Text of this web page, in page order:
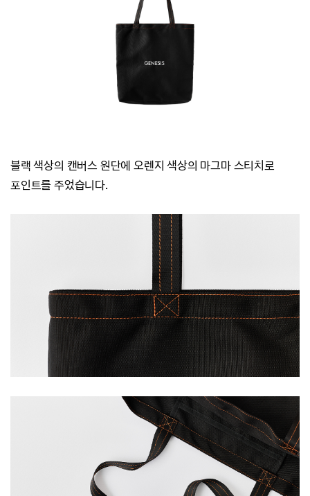
블랙 색상의 캔버스 원단에 오렌지 색상의 마그마 스티치로
포인트를 주었습니다.